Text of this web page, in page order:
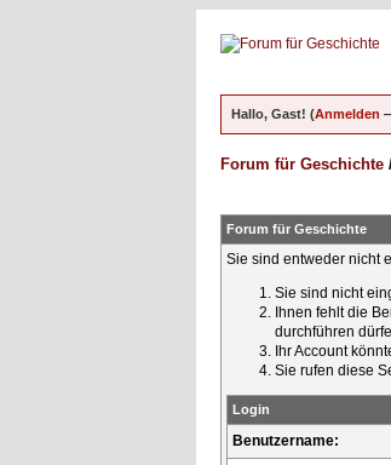
Hallo, Gast! (Anmelden
Forum für Geschichte
Forum für Geschichte
Sie sind entweder nicht
Sie sind nicht
Ihnen fehlt die
durchführen
Ihr Account
Sie rufen diese
Login
Benutzername: